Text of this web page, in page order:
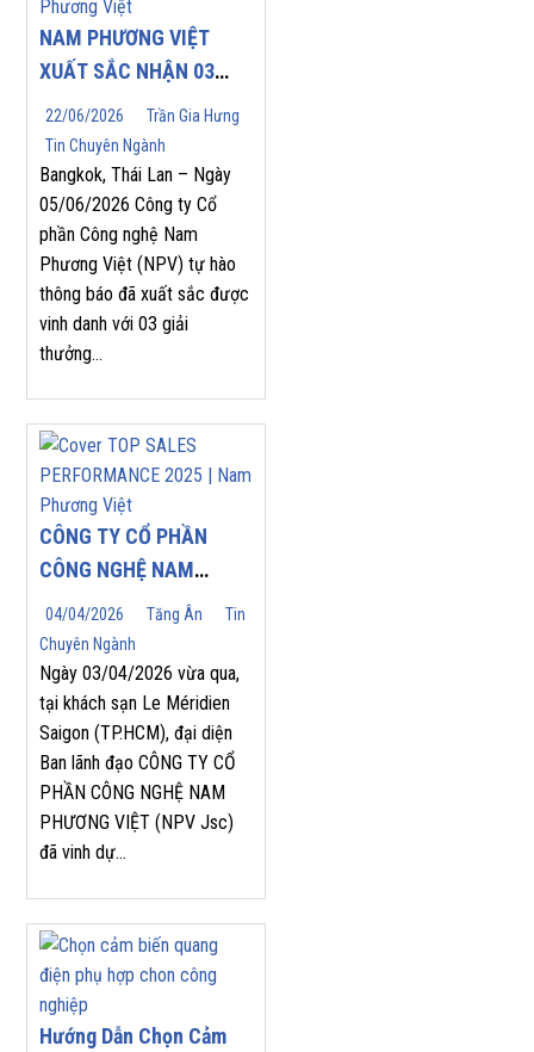
NAM PHƯƠNG VIỆT
XUẤT SẮC NHẬN 03
GIẢI THƯỞNG DANH
GIÁ TẠI YASKAWA
ASEAN PARTNERS’
APPRECIATION MEET
2026
22/06/2026
Trần Gia Hưng
Tin Chuyên Ngành
Bangkok, Thái Lan – Ngày
05/06/2026 Công ty Cổ
phần Công nghệ Nam
Phương Việt (NPV) tự hào
thông báo đã xuất sắc được
vinh danh với 03 giải
thưởng...
CÔNG TY CỔ PHẦN
CÔNG NGHỆ NAM
PHƯƠNG VIỆT (NPV
JSC) TỰ HÀO ĐÓN
NHẬN GIẢI THƯỞNG
“TOP SALES
PERFORMANCE 2025”
TẠI HỘI NGHỊ NHÀ
PHÂN PHỐI YASKAWA
2026
04/04/2026 Tăng Ân
Tin
Chuyên Ngành
Ngày 03/04/2026 vừa qua,
tại khách sạn Le Méridien
Saigon (TP.HCM), đại diện
Ban lãnh đạo CÔNG TY CỔ
PHẦN CÔNG NGHỆ NAM
PHƯƠNG VIỆT (NPV Jsc)
đã vinh dự...
Hướng Dẫn Chọn Cảm